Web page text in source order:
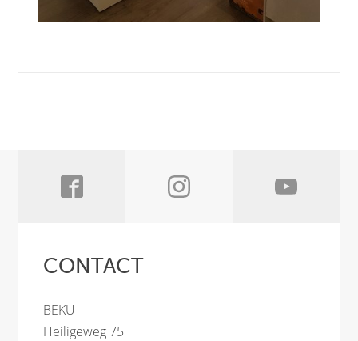
CONTACT
BEKU
Heiligeweg 75